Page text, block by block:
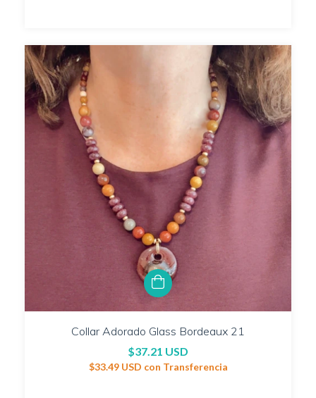
Collar Adorado Glass Bordeaux 21
$37.21 USD
$33.49 USD con Transferencia